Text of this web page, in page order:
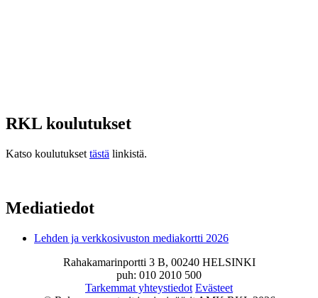
RKL koulutukset
Katso koulutukset tästä linkistä.
Mediatiedot
Lehden ja verkkosivuston mediakortti 2026
Rahakamarinportti 3 B, 00240 HELSINKI
puh: 010 2010 500
Tarkemmat yhteystiedot Evästeet